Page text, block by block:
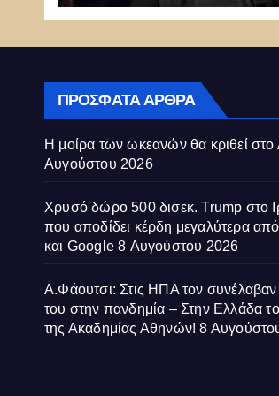
ΠΡΌΣΦΑΤΑ ΆΡΘΡΑ
Η μοίρα των ωκεανών θα κριθεί στο
Αυγούστου 2026
Χρυσό δώρο 500 δισεκ. Trump στο
που αποδίδει κέρδη μεγαλύτερα
και Google 8 Αυγούστου 2026
Α.Φάουτσι: Στις ΗΠΑ τον συνέλαβαν
του στην πανδημία – Στην Ελλάδα
της Ακαδημίας Αθηνών! 8